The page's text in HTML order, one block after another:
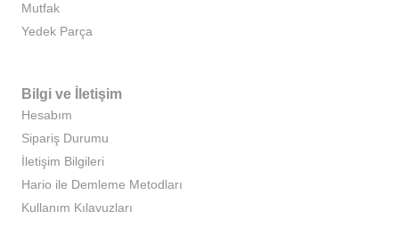
Mutfak
Yedek Parça
Bilgi ve İletişim
Hesabım
Sipariş Durumu
İletişim Bilgileri
Hario ile Demleme Metodları
Kullanım Kılavuzları